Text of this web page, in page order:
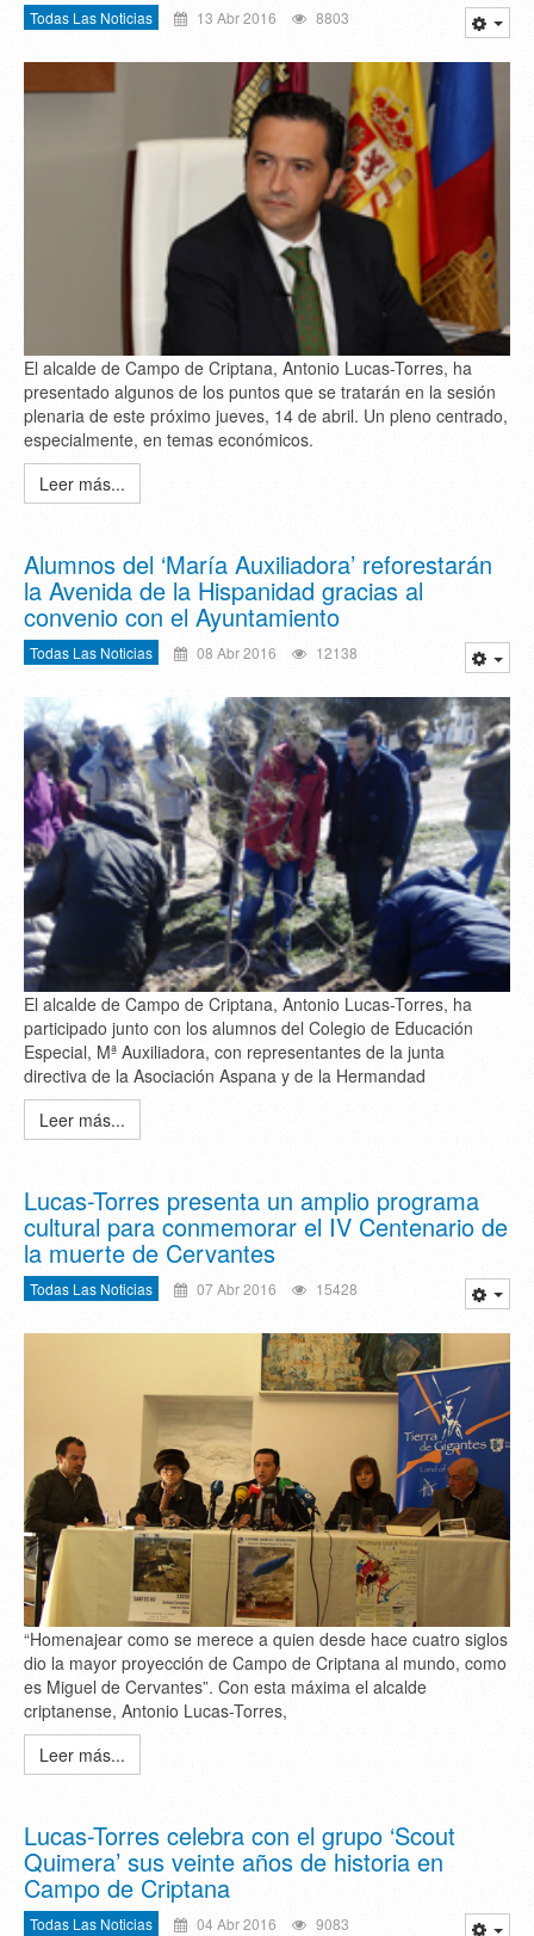
Todas Las Noticias 13 Abr 2016 8803
El alcalde de Campo de Criptana, Antonio Lucas-Torres, ha
presentado algunos de los puntos que se tratarán en la sesión
plenaria de este próximo jueves, 14 de abril. Un pleno centrado,
especialmente, en temas económicos.
Leer más...
Alumnos del ‘María Auxiliadora’ reforestarán
la Avenida de la Hispanidad gracias al
convenio con el Ayuntamiento
Todas Las Noticias 08 Abr 2016 12138
El alcalde de Campo de Criptana, Antonio Lucas-Torres, ha
participado junto con los alumnos del Colegio de Educación
Especial, Mª Auxiliadora, con representantes de la junta
directiva de la Asociación Aspana y de la Hermandad
Leer más...
Lucas-Torres presenta un amplio programa
cultural para conmemorar el IV Centenario de
la muerte de Cervantes
Todas Las Noticias 07 Abr 2016 15428
“Homenajear como se merece a quien desde hace cuatro siglos
dio la mayor proyección de Campo de Criptana al mundo, como
es Miguel de Cervantes”. Con esta máxima el alcalde
criptanense, Antonio Lucas-Torres,
Leer más...
Lucas-Torres celebra con el grupo ‘Scout
Quimera’ sus veinte años de historia en
Campo de Criptana
Todas Las Noticias 04 Abr 2016 9083